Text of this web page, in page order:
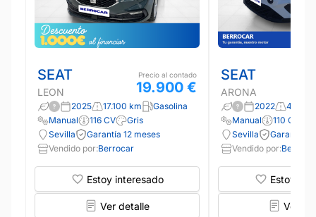
SEAT
LEON
Precio al contado
19.900 €
2025 17.100 km
Gasolina
Manual
116 CV
Gris
Sevilla
Garantía 12 meses
Vendido por:Berrocar
Estoy interesado
Ver detalle
SEAT
ARONA
2022
4.985
Manual
110 CV
Sevilla
Garantía
Vendido por:
Estoy
Ver